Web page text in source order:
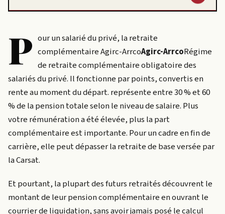
P our un salarié du privé, la retraite
complémentaireAgirc-ArrcoAgirc-ArrcoRégime
de retraite complémentaire obligatoire des
salariés du privé. Il fonctionne par points, convertis en
rente au moment du départ. représente entre 30 % et 60
% de la pension totale selon le niveau de salaire. Plus
votre rémunération a été élevée, plus la part
complémentaire est importante. Pour un cadre en fin de
carrière, elle peut dépasser la retraite de base versée par
la Carsat.
Et pourtant, la plupart des futurs retraités découvrent le
montant de leur pension complémentaire en ouvrant le
courrier de liquidation, sans avoir jamais posé le calcul